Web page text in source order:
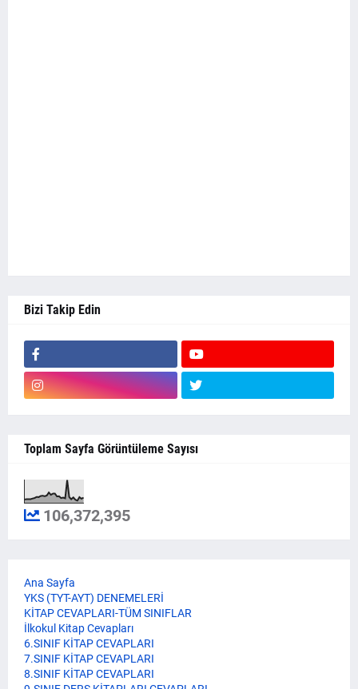
Bizi Takip Edin
Toplam Sayfa Görüntüleme Sayısı
106,372,395
Ana Sayfa
YKS (TYT-AYT) DENEMELERİ
KİTAP CEVAPLARI-TÜM SINIFLAR
İlkokul Kitap Cevapları
6.SINIF KİTAP CEVAPLARI
7.SINIF KİTAP CEVAPLARI
8.SINIF KİTAP CEVAPLARI